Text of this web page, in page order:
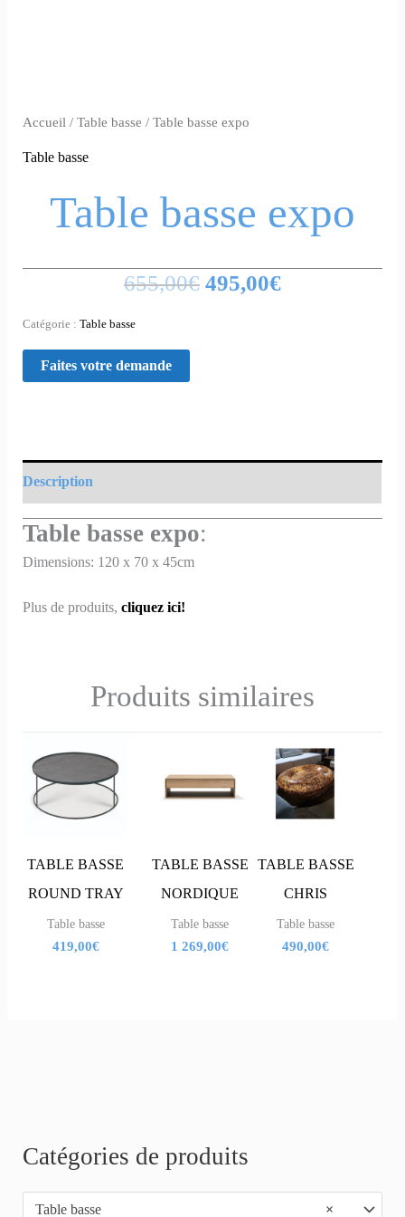
Accueil /Table basse / Table basse expo
Table basse
Table basse expo
655,00€ 495,00€
Catégorie :Table basse
Description
Table basse expo:
Dimensions: 120 x 70 x 45cm
Plus de produits,cliquez ici!
Produits similaires
TABLE BASSE
ROUND TRAY
Table basse
419,00€
TABLE BASSE
NORDIQUE
Table basse
1 269,00€
TABLE BASSE
CHRIS
Table basse
490,00€
Catégories de produits
×
Table basse
R